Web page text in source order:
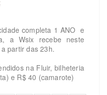
completa 1 ANO e
a Wsix recebe neste
partir das 23h.
na Fluir, bilheteria
e R$ 40 (camarote)